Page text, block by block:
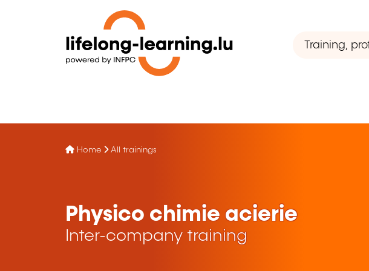
Home All trainings
Physico chimie acierie
Inter-company training